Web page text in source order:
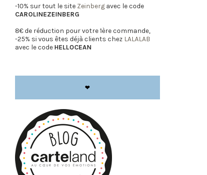
-10% sur tout le site Zeinberg avec le code
CAROLINEZEINBERG
8€ de réduction pour votre 1ère commande,
-25% si vous êtes déjà clients chez LALALAB
avec le code HELLOCEAN
❤